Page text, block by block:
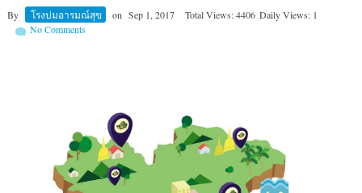
By โรงบ่มอารมณ์สุข on Sep 1, 2017 Total Views: 4406 Daily Views: 1
No Comments